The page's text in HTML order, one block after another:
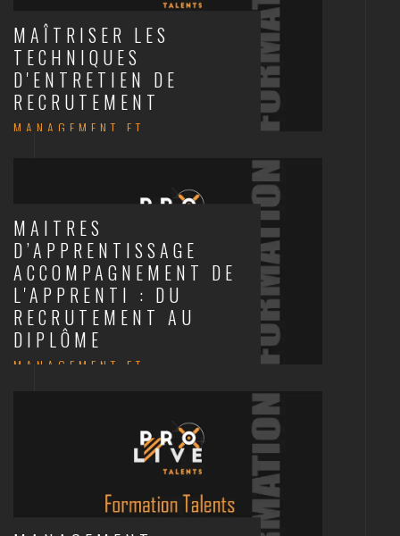
MAÎTRISER LES
TECHNIQUES
D'ENTRETIEN DE
RECRUTEMENT
MANAGEMENT ET
MAITRES
D’APPRENTISSAGE
ACCOMPAGNEMENT DE
L'APPRENTI : DU
RECRUTEMENT AU
DIPLÔME
MANAGEMENT ET